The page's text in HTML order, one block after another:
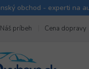
Náš príbeh Cena dopravy